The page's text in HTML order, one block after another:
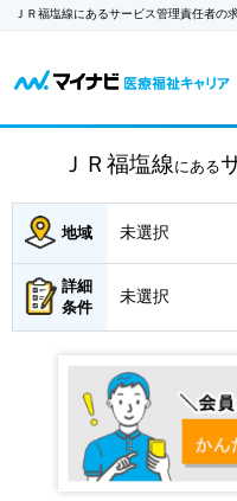
ＪＲ福塩線にあるサービス管理責任者の
ＪＲ福塩線 にある
地域 未選択
詳細
条件
未選択